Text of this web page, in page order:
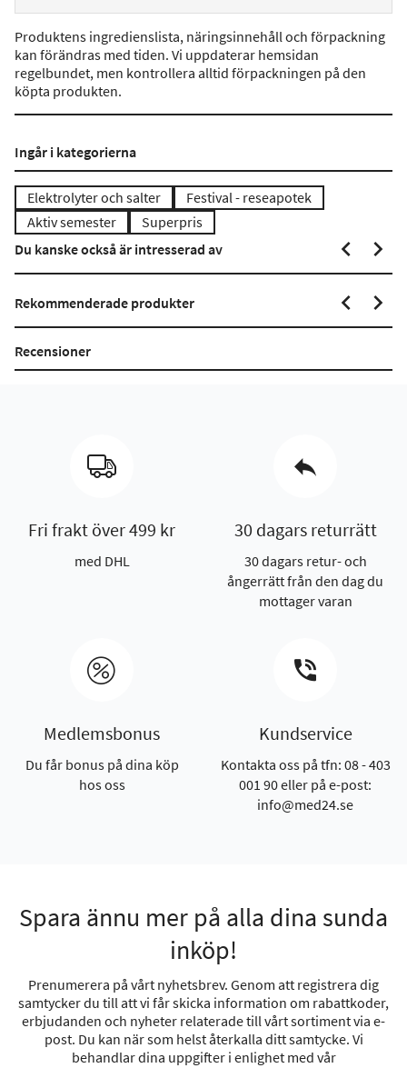
Produktens ingredienslista, näringsinnehåll och förpackning
kan förändras med tiden. Vi uppdaterar hemsidan
regelbundet, men kontrollera alltid förpackningen på den
köpta produkten.
Ingår i kategorierna
Elektrolyter och salter
Festival - reseapotek
Aktiv semester
Superpris
Du kanske också är intresserad av
Rekommenderade produkter
Recensioner
Fri frakt över 499 kr
med DHL
30 dagars returrätt
30 dagars retur- och
ångerrätt från den dag du
mottager varan
Medlemsbonus
Du får bonus på dina köp
hos oss
Kundservice
Kontakta oss på tfn: 08 - 403
001 90 eller på e-post:
info@med24.se
Spara ännu mer på alla dina sunda
inköp!
Prenumerera på vårt nyhetsbrev. Genom att registrera dig
samtycker du till att vi får skicka information om rabattkoder,
erbjudanden och nyheter relaterade till vårt sortiment via e-
post. Du kan när som helst återkalla ditt samtycke. Vi
behandlar dina uppgifter i enlighet med vår